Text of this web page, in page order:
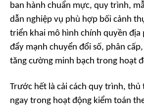
ban hành chuẩn mực, quy trình,
dẫn nghiệp vụ phù hợp bối cảnh
triển khai mô hình chính quyền địa
đẩy mạnh chuyển đổi số, phân
tăng cường minh bạch trong hoạt
Trước hết là cải cách quy trình, thủ
ngay trong hoạt động kiểm toán